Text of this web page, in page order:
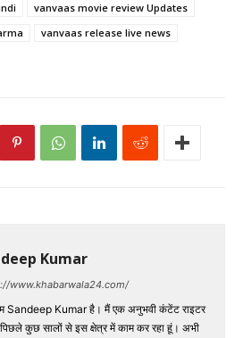
vanvaas movie review Updates
vanvaas release live news
Kumar
www.khabarwala24.com/
Sandeep Kumar है। मैं एक अनुभवी कंटेंट राइटर
कुछ सालों से इस क्षेत्र में काम कर रहा हूं। अभी